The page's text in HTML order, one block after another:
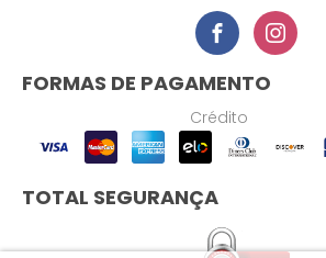
FORMAS DE PAGAMENTO
Crédito
TOTAL SEGURANÇA